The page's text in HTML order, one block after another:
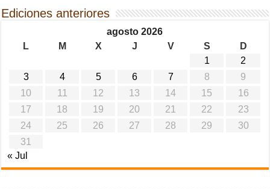
Ediciones anteriores
agosto 2026
L
M X J V S
D
1
2
3
4 5 6 7 8
9
10
11 12 13 14 15
16
17
18 19 20 21 22
23
24
25 26 27 28 29
30
31
« Jul